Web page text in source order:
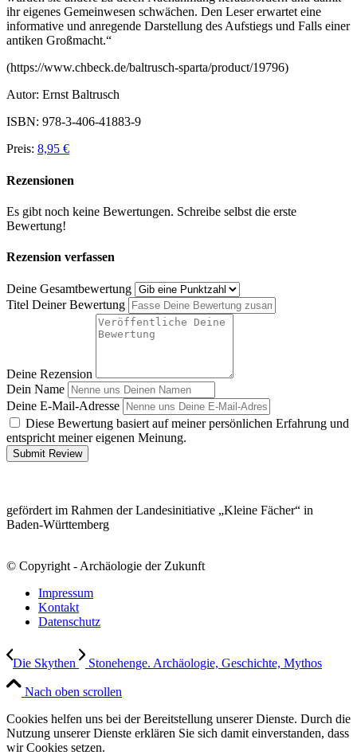
ihr eigenes Gemeinwesen schwächen. Den Leser erwartet eine
informative und anregende Darstellung des Aufstiegs und Falls einer
antiken Großmacht.“
(https://www.chbeck.de/baltrusch-sparta/product/19796)
Autor: Ernst Baltrusch
ISBN: 978-3-406-41883-9
Preis: 8,95 €
Rezensionen
Es gibt noch keine Bewertungen. Schreibe selbst die erste
Bewertung!
Rezension verfassen
Deine Gesamtbewertung
Titel Deiner Bewertung
Deine Rezension
Dein Name
Deine E-Mail-Adresse
Diese Bewertung basiert auf meiner persönlichen Erfahrung und
entspricht meiner eigenen Meinung.
Submit Review
gefördert im Rahmen der Landesinitiative „Kleine Fächer“ in
Baden-Württemberg
© Copyright - Archäologie der Zukunft
Impressum
Kontakt
Datenschutz
Die Skythen Stonehenge. Archäologie, Geschichte, Mythos
Nach oben scrollen
Cookies helfen uns bei der Bereitstellung unserer Dienste. Durch die
Nutzung unserer Dienste erklären Sie sich damit einverstanden, dass
wir Cookies setzen.